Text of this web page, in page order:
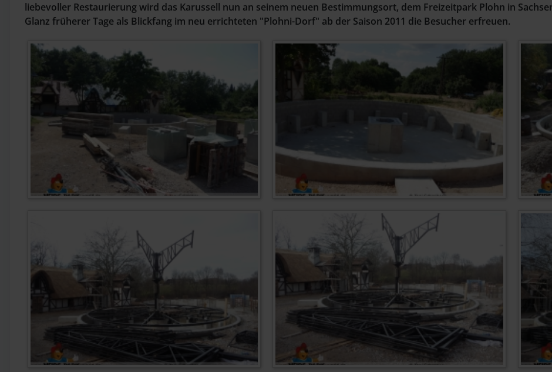
liebevoller Restaurierung wird das Karussell nun an seinem neuen Bestimmungsort, dem Freizeitpark Plohn in
Glanz früherer Tage als Blickfang im neu errichteten "Plohni-Dorf" ab der Saison 2011 die Besucher erfreuen.